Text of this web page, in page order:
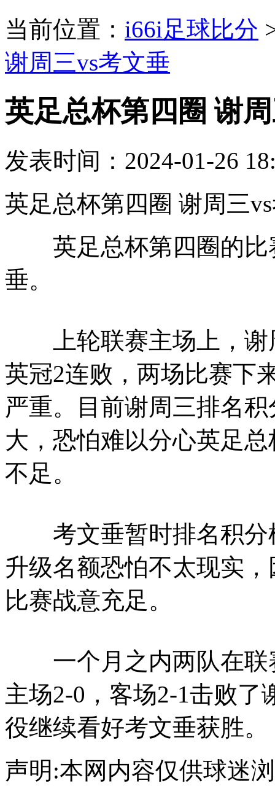
当前位置： i66i足球比分
谢周三vs考文垂
英足总杯第四圈 谢
发表时间：2024-01-26
英足总杯第四圈 谢周三
英足总杯第四圈的比
垂。
上轮联赛主场上，谢
英冠2连败，两场比赛下
严重。目前谢周三排名
大，恐怕难以分心英足
不足。
考文垂暂时排名积分
升级名额恐怕不太现实
比赛战意充足。
一个月之内两队在联
主场2-0，客场2-1击败
役继续看好考文垂获胜。
声明:本网内容仅供球迷